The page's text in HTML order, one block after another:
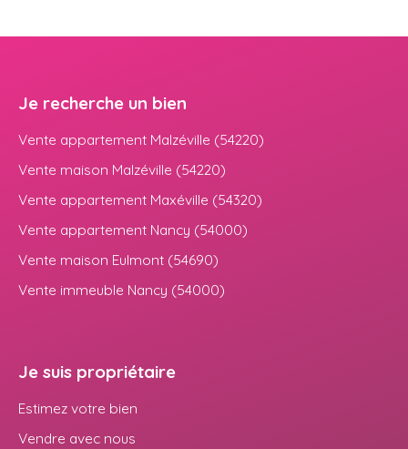
Je recherche un bien
Vente appartement Malzéville (54220)
Vente maison Malzéville (54220)
Vente appartement Maxéville (54320)
Vente appartement Nancy (54000)
Vente maison Eulmont (54690)
Vente immeuble Nancy (54000)
Je suis propriétaire
Estimez votre bien
Vendre avec nous